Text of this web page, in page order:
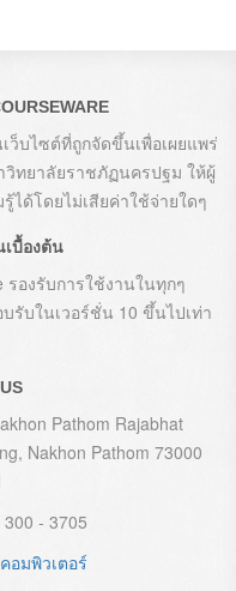
ว็บไซต์ที่ถูกจัดขึ้นเพื่อเผยแพร่
วิทยาลัยราชภัฏนครปฐม ให้ผู้
ด้โดยไม่เสียค่าใช้จ่ายใดๆ
บื้องต้น
รองรับการใช้งานในทุกๆ
รับในเวอร์ชั่น 10 ขึ้นไปเท่า
Pathom Rajabhat
Nakhon Pathom 73000
- 3705
อมพิวเตอร์